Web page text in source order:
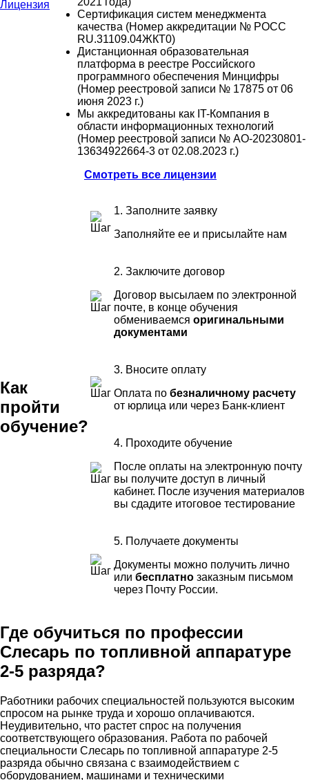
Сертификация систем менеджмента
качества (Номер аккредитации № РОСС
RU.31109.04ЖКТ0)
Дистанционная образовательная
платформа в реестре Российского
программного обеспечения Минцифры
(Номер реестровой записи № 17875 от 06
июня 2023 г.)
Мы аккредитованы как IT-Компания в
области информационных технологий
(Номер реестровой записи № АО-20230801-
13634922664-3 от 02.08.2023 г.)
Смотреть все лицензии
Как
пройти
обучение?
1. Заполните заявку
Заполняйте ее и присылайте нам
2. Заключите договор
Договор высылаем по электронной
почте, в конце обучения
обмениваемся оригинальными
документами
3. Вносите оплату
Оплата по безналичному расчету
от юрлица или через Банк-клиент
4. Проходите обучение
После оплаты на электронную почту
вы получите доступ в личный
кабинет. После изучения материалов
вы сдадите итоговое тестирование
5. Получаете документы
Документы можно получить лично
или бесплатно заказным письмом
через Почту России.
Где обучиться по профессии
Слесарь по топливной аппаратуре
2-5 разряда?
Работники рабочих специальностей пользуются высоким
спросом на рынке труда и хорошо оплачиваются.
Неудивительно, что растет спрос на получения
соответствующего образования. Работа по рабочей
специальности Слесарь по топливной аппаратуре 2-5
разряда обычно связана с взаимодействием с
оборудованием, машинами и техническими